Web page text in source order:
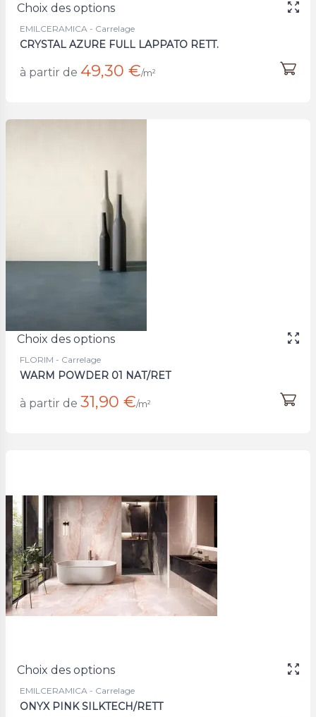
Choix des options
EMILCERAMICA - Carrelage
CRYSTAL AZURE FULL LAPPATO RETT.
à partir de 49,30 €/m²
Choix des options
FLORIM - Carrelage
WARM POWDER 01 NAT/RET
à partir de 31,90 €/m²
Choix des options
EMILCERAMICA - Carrelage
ONYX PINK SILKTECH/RETT